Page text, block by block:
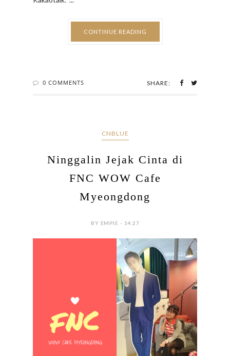
CONTINUE READING
0 COMMENTS SHARE:
CNBLUE
Ninggalin Jejak Cinta di
FNC WOW Cafe
Myeongdong
BY EMPIE - 14:27